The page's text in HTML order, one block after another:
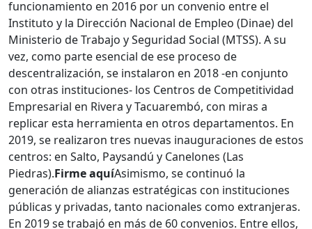
funcionamiento en 2016 por un convenio entre el
Instituto y la Dirección Nacional de Empleo (Dinae) del
Ministerio de Trabajo y Seguridad Social (MTSS). A su
vez, como parte esencial de ese proceso de
descentralización, se instalaron en 2018 -en conjunto
con otras instituciones- los Centros de Competitividad
Empresarial en Rivera y Tacuarembó, con miras a
replicar esta herramienta en otros departamentos. En
2019, se realizaron tres nuevas inauguraciones de estos
centros: en Salto, Paysandú y Canelones (Las
Piedras).Firme aquíAsimismo, se continuó la
generación de alianzas estratégicas con instituciones
públicas y privadas, tanto nacionales como extranjeras.
En 2019 se trabajó en más de 60 convenios. Entre ellos,